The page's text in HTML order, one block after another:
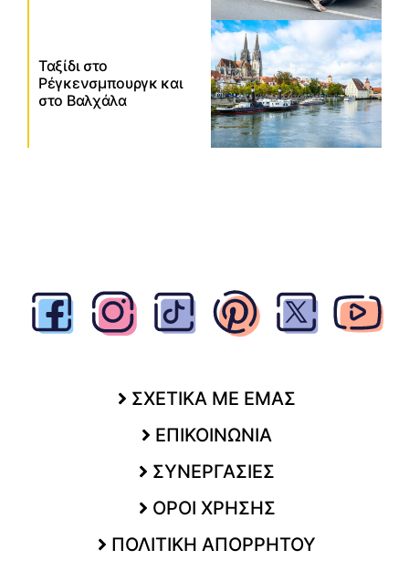
Ταξίδι στο
Ρέγκενσμπουργκ και
στο Βαλχάλα
ΣΧΕΤΙΚΑ ΜΕ ΕΜΑΣ
ΕΠΙΚΟΙΝΩΝΙΑ
ΣΥΝΕΡΓΑΣΙΕΣ
ΟΡΟΙ ΧΡΗΣΗΣ
ΠΟΛΙΤΙΚΗ ΑΠΟΡΡΗΤΟΥ